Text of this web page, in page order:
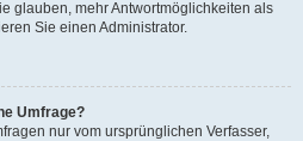
glauben, mehr Antwortmöglichkeiten als
Sie einen Administrator.
Umfrage?
nur vom ursprünglichen Verfasser,